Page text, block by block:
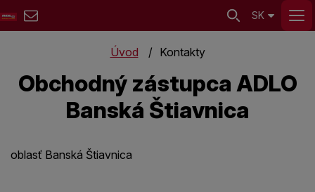
SK
Úvod Kontakty
Obchodný zástupca ADLO
Banská Štiavnica
oblasť Banská Štiavnica